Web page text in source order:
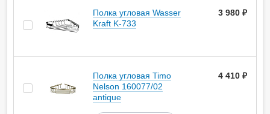
Полка угловая Wasser
Kraft K-733
3 980
Полка угловая Timo
Nelson 160077/02
antique
4 410